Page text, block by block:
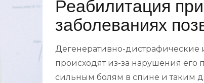
Реабилитация при
заболеваниях
Дегенеративно-дистрафические
происходят из-за нарушения его
сильным болям в спине и таким